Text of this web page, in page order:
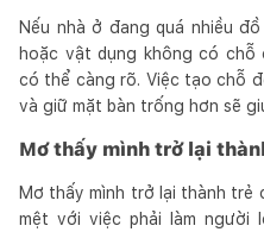
Nếu nhà ở đang quá nhiều
hoặc vật dụng không có
có thể càng rõ. Việc tạo chỗ
và giữ mặt bàn trống hơn sẽ
Mơ thấy mình trở lại
Mơ thấy mình trở lại thành trẻ
mệt với việc phải làm người